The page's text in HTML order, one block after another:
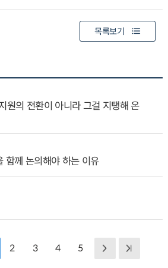
목록보기
원의 전환이 아니라 그걸 지탱해 온
함께 논의해야 하는 이유
2 3 4 5